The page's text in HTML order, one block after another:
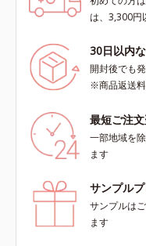
は、3,300円
30日以内
開封後でも
※商品返送
最短ご注
一部地域を
ます
サンプル
サンプルは
ます